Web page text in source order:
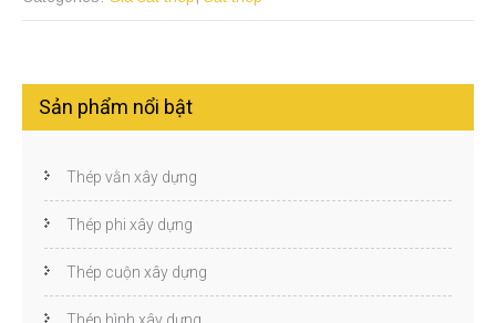
Sản phẩm nổi bật
Thép vằn xây dựng
Thép phi xây dựng
Thép cuộn xây dựng